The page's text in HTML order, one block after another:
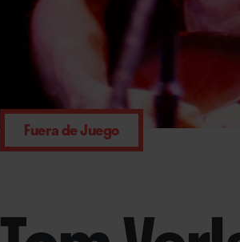
Fuera de Juego